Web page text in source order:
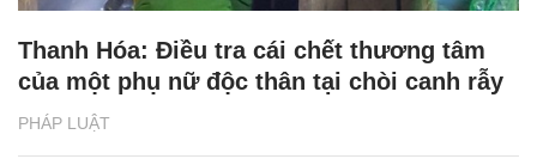
PHÁP LUẬT
Thanh Hóa: Điều tra cái chết thương tâm
của một phụ nữ độc thân tại chòi canh rẫy